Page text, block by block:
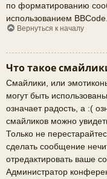
по форматированию
использованием BBCode.
Вернуться к началу
Что такое
Смайлики, или
могут быть
означает радость, а :(
смайликов можно
Только не
сделать сообщение
отредактировать ваше
Администратор